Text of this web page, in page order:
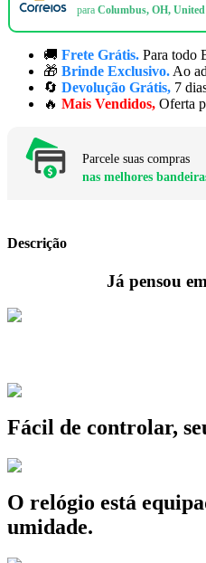
para Columbus, OH, United
🚚 Frete Grátis. Para todo
🎁 Brinde Exclusivo. Ao
🔄 Devolução Grátis, 7
🔥 Mais Vendidos, Oferta
Parcele suas compras
nas melhores
Descrição
Já pensou
Fácil de controlar,
O relógio está
umidade.